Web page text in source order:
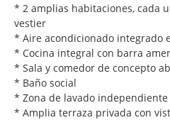
* 2 amplias habitaciones, cada
vestier
* Aire acondicionado integrado
* Cocina integral con barra
* Sala y comedor de concepto
* Baño social
* Zona de lavado independiente
* Amplia terraza privada con